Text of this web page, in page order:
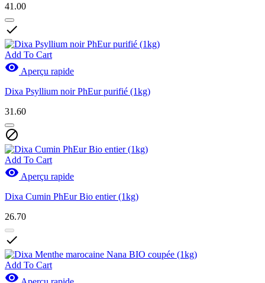
41.00

Add To Cart
 Aperçu rapide
Dixa Psyllium noir PhEur purifié (1kg)
31.60

Add To Cart
 Aperçu rapide
Dixa Cumin PhEur Bio entier (1kg)
26.70

Add To Cart
